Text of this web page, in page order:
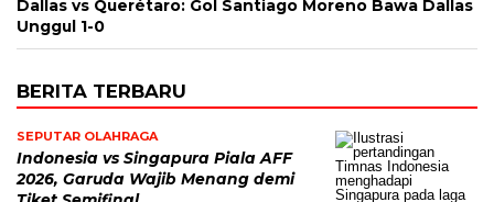
Dallas vs Querétaro: Gol Santiago Moreno Bawa Dallas
Unggul 1-0
BERITA TERBARU
SEPUTAR OLAHRAGA
Indonesia vs Singapura Piala AFF
2026, Garuda Wajib Menang demi